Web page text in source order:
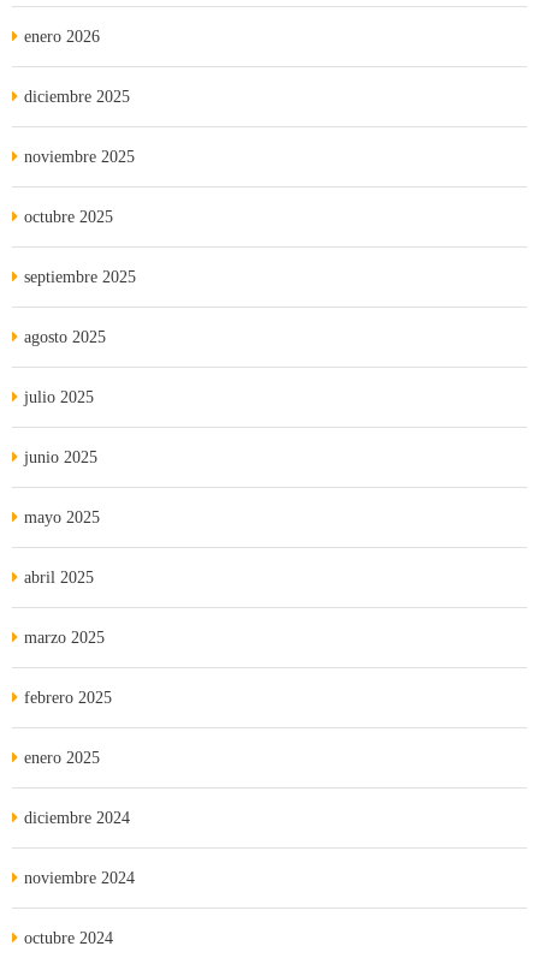
enero 2026
diciembre 2025
noviembre 2025
octubre 2025
septiembre 2025
agosto 2025
julio 2025
junio 2025
mayo 2025
abril 2025
marzo 2025
febrero 2025
enero 2025
diciembre 2024
noviembre 2024
octubre 2024